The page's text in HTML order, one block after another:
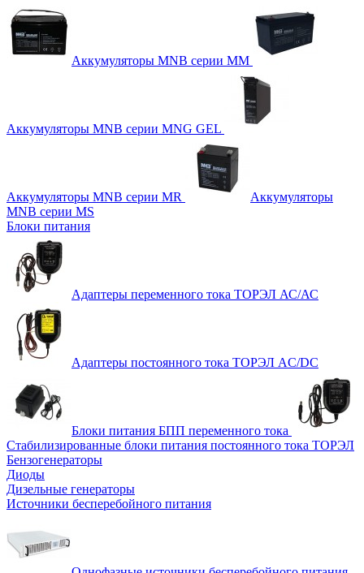
Аккумуляторы MNB серии MM
Аккумуляторы MNB серии MNG GEL
Аккумуляторы MNB серии MR
Аккумуляторы
MNB серии MS
Блоки питания
Адаптеры переменного тока ТОРЭЛ АС/АС
Адаптеры постоянного тока ТОРЭЛ AC/DC
Блоки питания БПП переменного тока
Стабилизированные блоки питания постоянного тока ТОРЭЛ
Бензогенераторы
Диоды
Дизельные генераторы
Источники бесперебойного питания